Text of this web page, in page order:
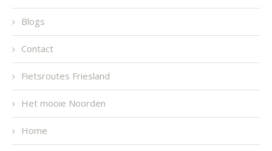
Blogs
Contact
Fietsroutes Friesland
Het mooie Noorden
Home